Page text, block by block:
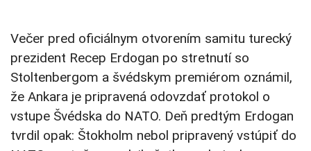
Večer pred oficiálnym otvorením samitu turecký
prezident Recep Erdogan po stretnutí so
Stoltenbergom a švédskym premiérom oznámil,
že Ankara je pripravená odovzdať protokol o
vstupe Švédska do NATO. Deň predtým Erdogan
tvrdil opak: Štokholm nebol pripravený vstúpiť do